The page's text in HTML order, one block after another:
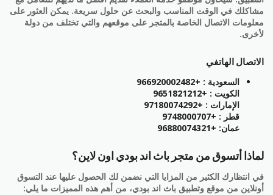
مشاكلك في الوقت المناسب والبحث عن حلول سريعة. يمكن العثور على
معلومات الاتصال الخاصة بالمتجر على موقعهم والتي تختلف من دولة
لأخرى.
الاتصال الهاتفي
السعودية : +966920002482
الكويت : +9651821212
الإمارات : +97180074292
قطر : +9748000707
عمان: +96880074321
لماذا أتسوق من متجر باث اند بودي اون لاين؟
في انتظارك الكثير من المزايا التي نضمن لك الحصول عليها عند التسوق
أونلاين من موقع وتطبيق باث اند بودي، من أهم هذه المميزات ما يلي: